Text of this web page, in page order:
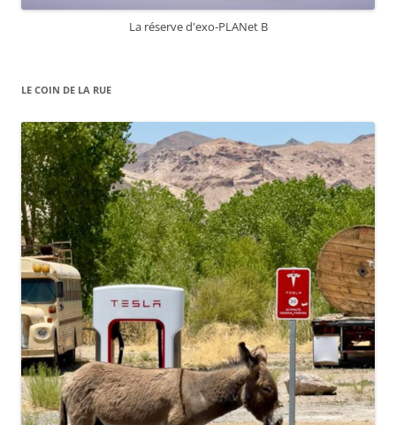
La réserve d'exo-PLANet B
LE COIN DE LA RUE